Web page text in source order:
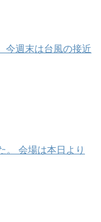
今週末は台風の接近
。 会場は本日より